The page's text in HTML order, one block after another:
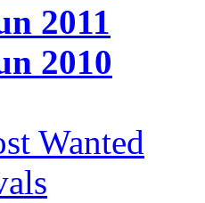
2011
2010
Wanted